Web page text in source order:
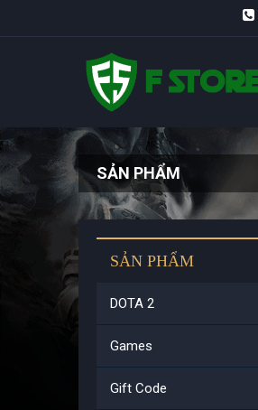
SẢN PHẨM
SẢN PHẨM
DOTA 2
Games
Gift Code